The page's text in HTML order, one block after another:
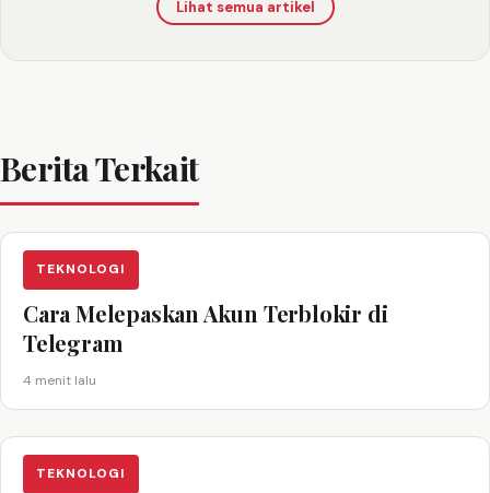
Lihat semua artikel
Berita Terkait
TEKNOLOGI
Cara Melepaskan Akun Terblokir di
Telegram
4 menit lalu
TEKNOLOGI